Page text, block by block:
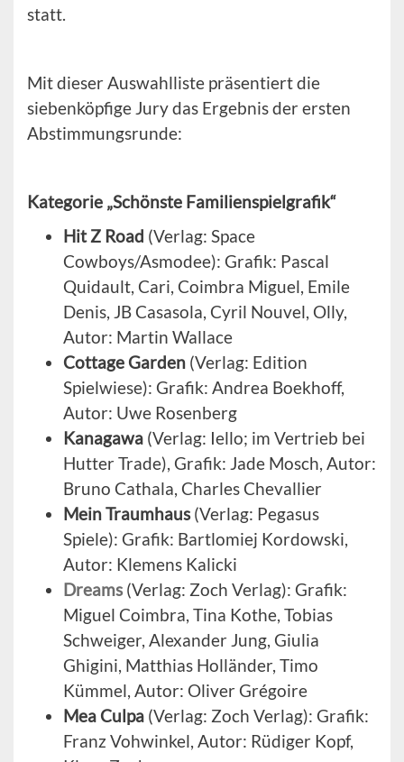
statt.
Mit dieser Auswahlliste präsentiert die
siebenköpfige Jury das Ergebnis der ersten
Abstimmungsrunde:
Kategorie „Schönste Familienspielgrafik“
Hit Z Road (Verlag: Space
Cowboys/Asmodee): Grafik: Pascal
Quidault, Cari, Coimbra Miguel, Emile
Denis, JB Casasola, Cyril Nouvel, Olly,
Autor: Martin Wallace
Cottage Garden (Verlag: Edition
Spielwiese): Grafik: Andrea Boekhoff,
Autor: Uwe Rosenberg
Kanagawa (Verlag: Iello; im Vertrieb bei
Hutter Trade), Grafik: Jade Mosch, Autor:
Bruno Cathala, Charles Chevallier
Mein Traumhaus(Verlag: Pegasus
Spiele): Grafik: Bartlomiej Kordowski,
Autor: Klemens Kalicki
Dreams (Verlag: Zoch Verlag): Grafik:
Miguel Coimbra, Tina Kothe, Tobias
Schweiger, Alexander Jung, Giulia
Ghigini, Matthias Holländer, Timo
Kümmel, Autor: Oliver Grégoire
Mea Culpa (Verlag: Zoch Verlag): Grafik:
Franz Vohwinkel, Autor: Rüdiger Kopf,